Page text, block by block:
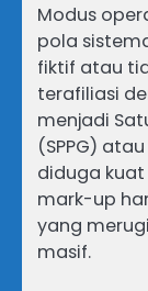
Modus
pola
fiktif atau
terafiliasi
menjadi
(SPPG)
diduga
mark-up
yang
masif.